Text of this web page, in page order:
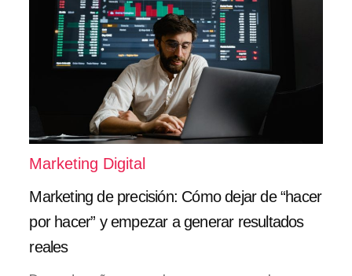
Marketing Digital
Marketing de precisión: Cómo dejar de “hacer
por hacer” y empezar a generar resultados
reales